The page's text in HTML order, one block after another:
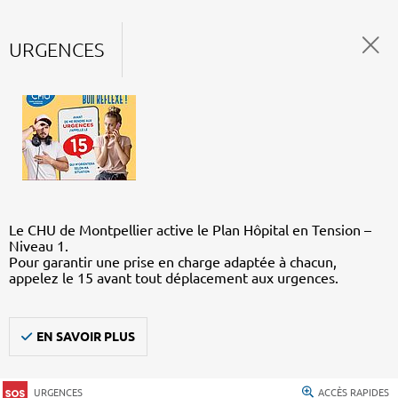
URGENCES
Le CHU de Montpellier active le Plan Hôpital en Tension –
Niveau 1.
Pour garantir une prise en charge adaptée à chacun,
appelez le 15 avant tout déplacement aux urgences.
EN SAVOIR PLUS
URGENCES ACCÈS RAPIDES